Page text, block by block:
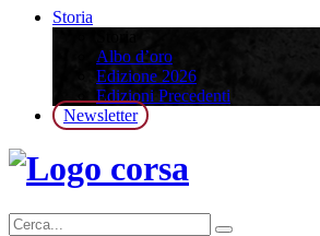
Storia
Albo d’oro
Edizione 2026
Edizioni Precedenti
Newsletter